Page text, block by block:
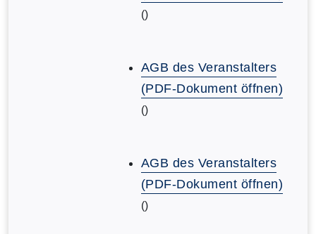
()
AGB des Veranstalters
(PDF-Dokument öffnen)
()
AGB des Veranstalters
(PDF-Dokument öffnen)
()